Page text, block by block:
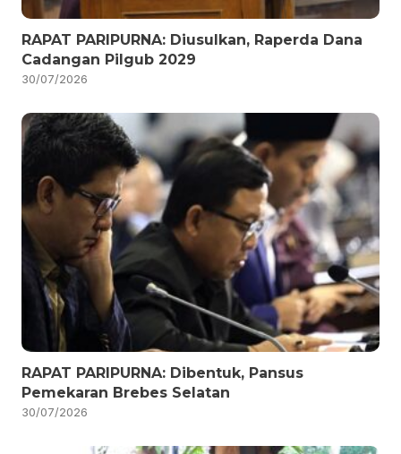
RAPAT PARIPURNA: Diusulkan, Raperda Dana
Cadangan Pilgub 2029
30/07/2026
RAPAT PARIPURNA: Dibentuk, Pansus
Pemekaran Brebes Selatan
30/07/2026